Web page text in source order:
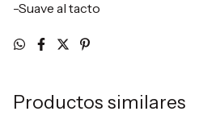
-Suave al tacto
Productos similares